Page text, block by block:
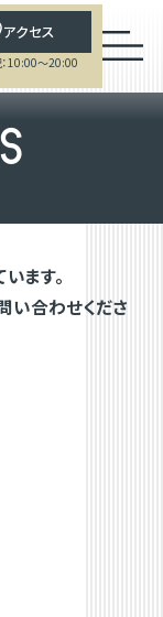
アクセス
10:00～20:00
ます。
い合わせくださ